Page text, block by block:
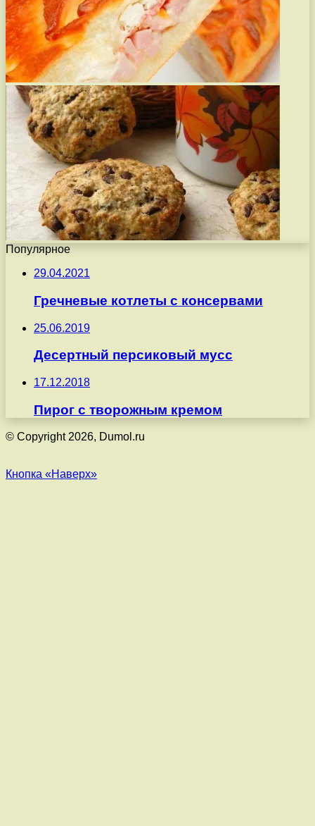
Популярное
29.04.2021
Гречневые котлеты с консервами
25.06.2019
Десертный персиковый мусс
17.12.2018
Пирог с творожным кремом
© Copyright 2026, Dumol.ru
Кнопка «Наверх»